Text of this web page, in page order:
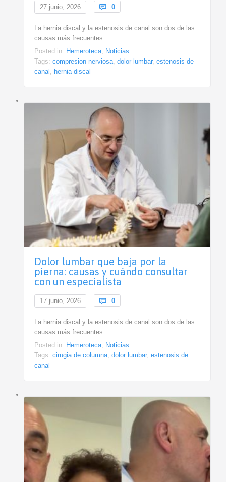
27 junio, 2026  0Comments
La hernia discal y la estenosis de canal son dos de las
causas más frecuentes…
Posted in: Hemeroteca, Noticias
Tags: compresion nerviosa, dolor lumbar, estenosis de
canal , hernia discal
Dolor lumbar que baja por la
pierna: causas y cuándo consultar
con un especialista
17 junio, 2026  0Comments
La hernia discal y la estenosis de canal son dos de las
causas más frecuentes…
Posted in: Hemeroteca, Noticias
Tags: cirugia de columna, dolor lumbar, estenosis de
canal